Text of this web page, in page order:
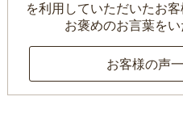
を利用していただいたお客
お褒めのお言葉をい
お客様の声